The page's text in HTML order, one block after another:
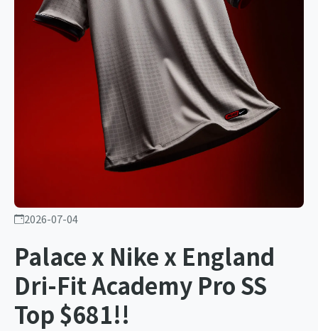
2026-07-04
Palace x Nike x England
Dri-Fit Academy Pro SS
Top $681!!